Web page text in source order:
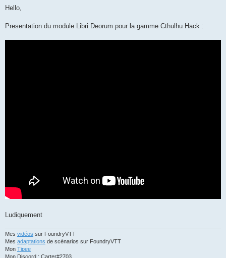
s
g
Hello,
Presentation du module Libri Deorum pour la gamme Cthulhu Hack :
Ludiquement
Mes vidéos sur FoundryVTT
Mes adaptations de scénarios sur FoundryVTT
Mon Tipee
Mon Discord : Carter#2703